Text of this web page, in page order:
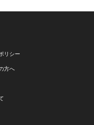
リシー
方へ